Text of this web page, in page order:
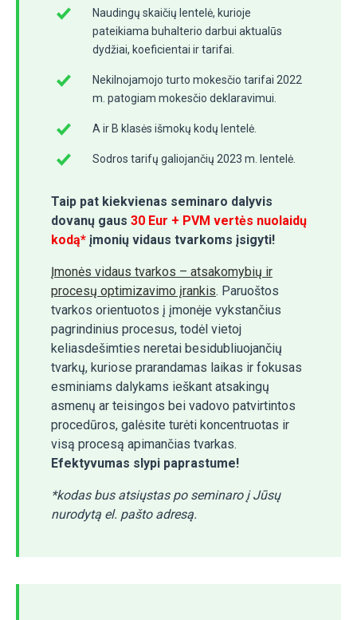
Naudingų skaičių lentelė, kurioje
pateikiama buhalterio darbui aktualūs
dydžiai, koeficientai ir tarifai.
Nekilnojamojo turto mokesčio tarifai 2022
m. patogiam mokesčio deklaravimui.
A ir B klasės išmokų kodų lentelė.
Sodros tarifų galiojančių 2023 m. lentelė.
Taip pat kiekvienas seminaro dalyvis
dovanų gaus 30 Eur + PVM vertės nuolaidų
kodą* įmonių vidaus tvarkoms įsigyti!
Įmonės vidaus tvarkos – atsakomybių ir
procesų optimizavimo įrankis. Paruoštos
tvarkos orientuotos į įmonėje vykstančius
pagrindinius procesus, todėl vietoj
keliasdešimties neretai besidubliuojančių
tvarkų, kuriose prarandamas laikas ir fokusas
esminiams dalykams ieškant atsakingų
asmenų ar teisingos bei vadovo patvirtintos
procedūros, galėsite turėti koncentruotas ir
visą procesą apimančias tvarkas.
Efektyvumas slypi paprastume!
*kodas bus atsiųstas po seminaro į Jūsų
nurodytą el. pašto adresą.